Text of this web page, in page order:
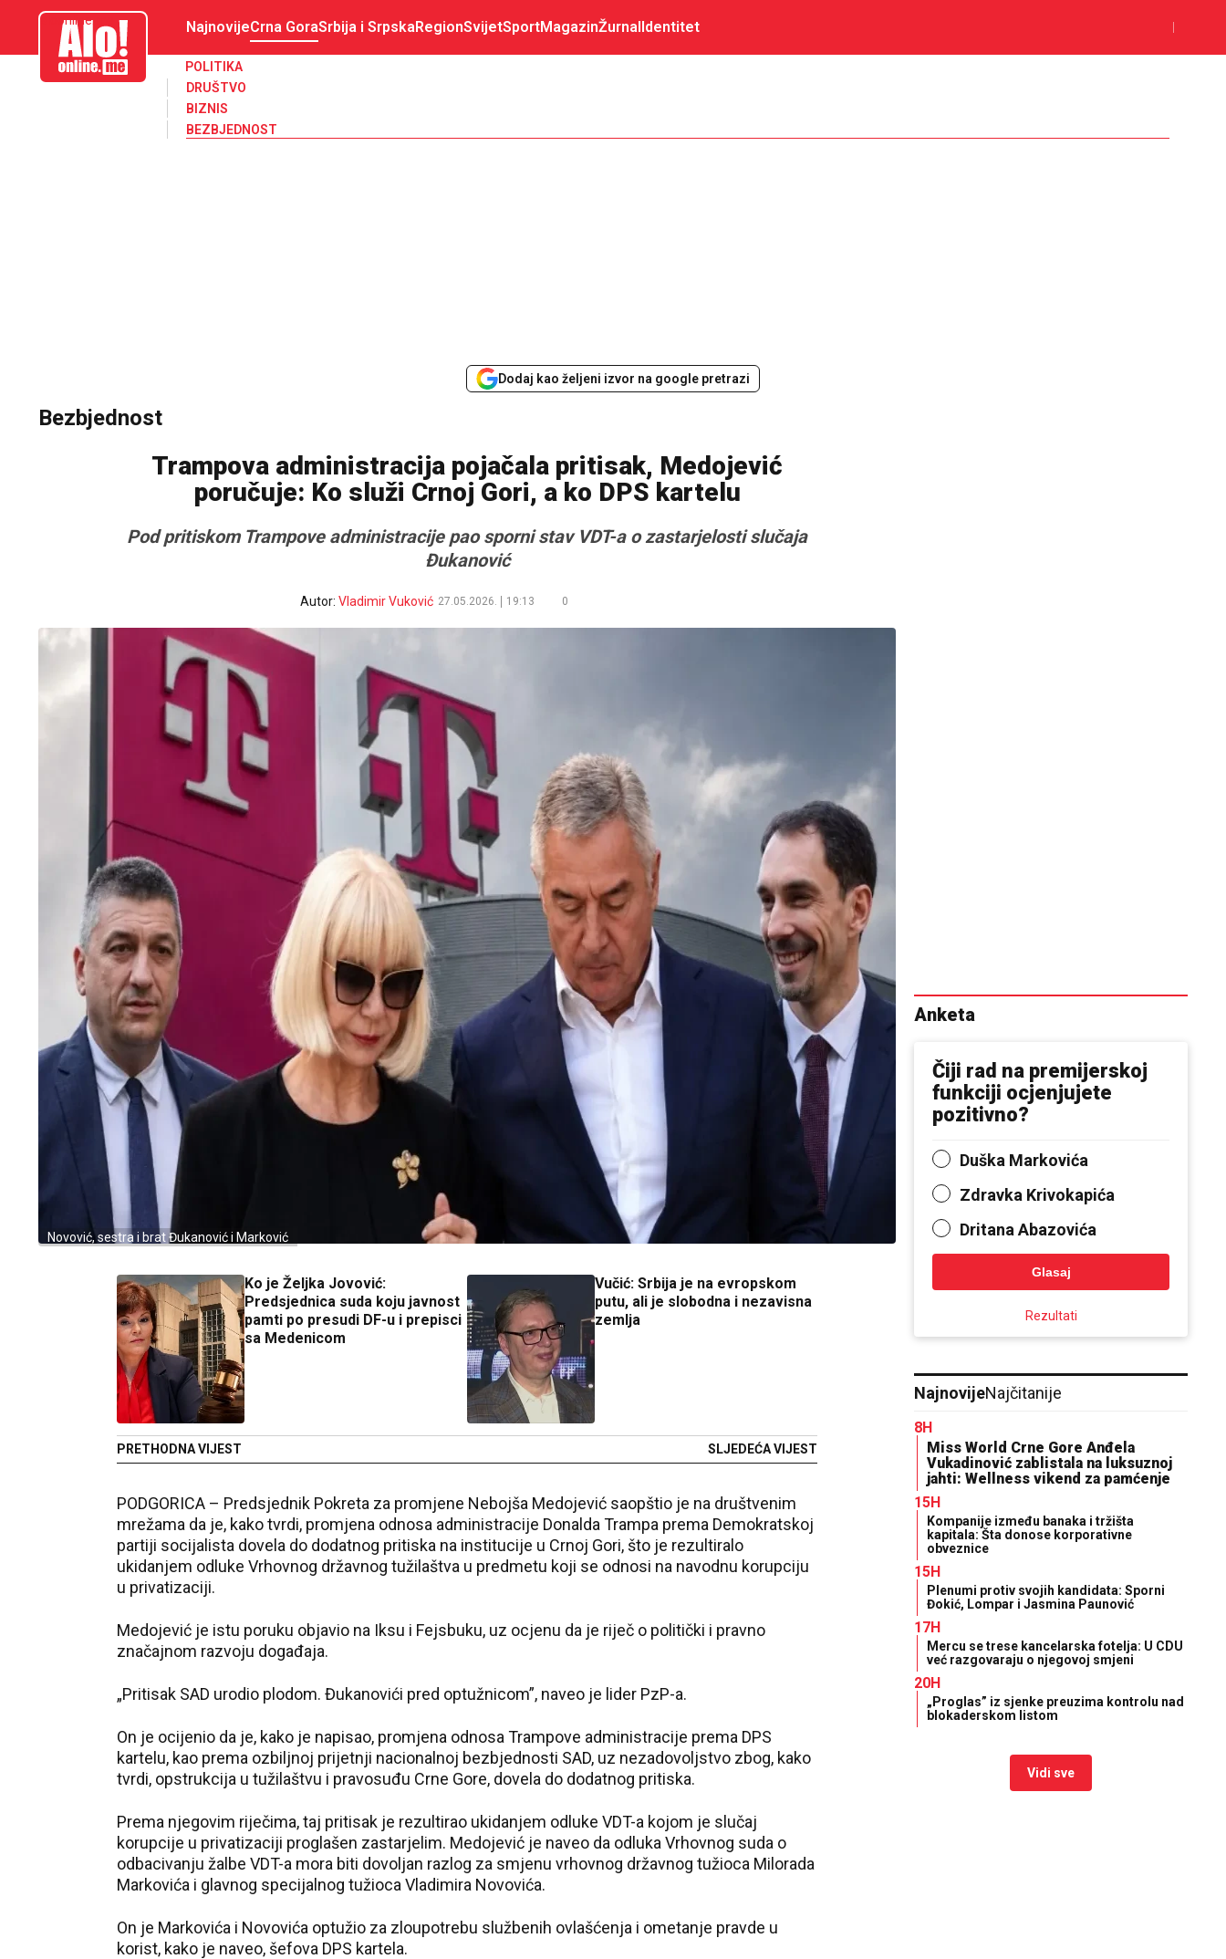
aloonline.me NajnovijeCrna GoraSrbija i SrpskaRegionSvijetSportMagazinŽurnalIdentitet
POLITIKA
DRUŠTVO
BIZNIS
BEZBJEDNOST
Dodaj kao željeni izvor na google pretrazi
Bezbjednost
Trampova administracija pojačala pritisak, Medojević
poručuje: Ko služi Crnoj Gori, a ko DPS kartelu
Pod pritiskom Trampove administracije pao sporni stav VDT-a o zastarjelosti slučaja
Đukanović
Autor: Vladimir Vuković 27.05.2026. 19:13 0
Novović, sestra i brat Đukanović i Marković
Ko je Željka Jovović:
Predsjednica suda koju javnost
pamti po presudi DF-u i prepisci
sa Medenicom
PRETHODNA VIJEST
Vučić: Srbija je na evropskom
putu, ali je slobodna i nezavisna
zemlja
SLJEDEĆA VIJEST
PODGORICA – Predsjednik Pokreta za promjene Nebojša Medojević saopštio je na društvenim
mrežama da je, kako tvrdi, promjena odnosa administracije Donalda Trampa prema Demokratskoj
partiji socijalista dovela do dodatnog pritiska na institucije u Crnoj Gori, što je rezultiralo
ukidanjem odluke Vrhovnog državnog tužilaštva u predmetu koji se odnosi na navodnu korupciju
u privatizaciji.
Medojević je istu poruku objavio na Iksu i Fejsbuku, uz ocjenu da je riječ o politički i pravno
značajnom razvoju događaja.
„Pritisak SAD urodio plodom. Đukanovići pred optužnicom”, naveo je lider PzP-a.
On je ocijenio da je, kako je napisao, promjena odnosa Trampove administracije prema DPS
kartelu, kao prema ozbiljnoj prijetnji nacionalnoj bezbjednosti SAD, uz nezadovoljstvo zbog, kako
tvrdi, opstrukcija u tužilaštvu i pravosuđu Crne Gore, dovela do dodatnog pritiska.
Prema njegovim riječima, taj pritisak je rezultirao ukidanjem odluke VDT-a kojom je slučaj
korupcije u privatizaciji proglašen zastarjelim. Medojević je naveo da odluka Vrhovnog suda o
odbacivanju žalbe VDT-a mora biti dovoljan razlog za smjenu vrhovnog državnog tužioca Milorada
Markovića i glavnog specijalnog tužioca Vladimira Novovića.
On je Markovića i Novovića optužio za zloupotrebu službenih ovlašćenja i ometanje pravde u
korist, kako je naveo, šefova DPS kartela.
Anketa
Čiji rad na premijerskoj
funkciji ocjenjujete
pozitivno?
Duška Markovića
Zdravka Krivokapića
Dritana Abazovića
Glasaj
Rezultati
NajnovijeNajčitanije
8H
Miss World Crne Gore Anđela
Vukadinović zablistala na luksuznoj
jahti: Wellness vikend za pamćenje
15H
Kompanije između banaka i tržišta
kapitala: Šta donose korporativne
obveznice
15H
Plenumi protiv svojih kandidata: Sporni
Đokić, Lompar i Jasmina Paunović
17H
Mercu se trese kancelarska fotelja: U CDU
već razgovaraju o njegovoj smjeni
20H
„Proglas” iz sjenke preuzima kontrolu nad
blokaderskom listom
Vidi sve